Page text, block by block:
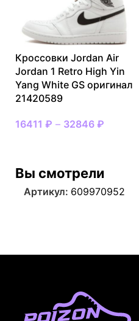
Кроссовки Jordan Air
Jordan 1 Retro High Yin
Yang White GS оригинал
21420589
16411 ₽ – 32846 ₽
Вы смотрели
Артикул: 609970952